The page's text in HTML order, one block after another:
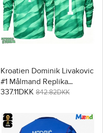
Kroatien Dominik Livakovic
#1 Målmand Replika
Udebanetrøje VM 2026
337.11DKK 842.82DKK